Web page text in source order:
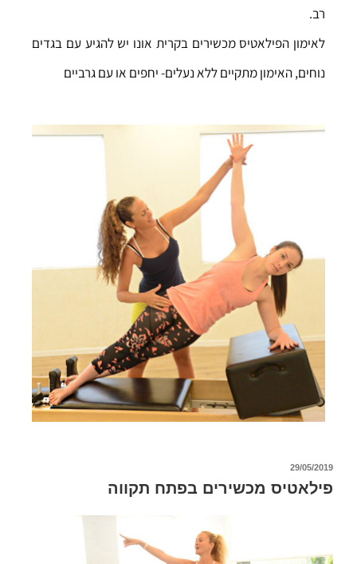
רב.
לאימון הפילאטיס מכשירים בקרית אונו יש להגיע עם בגדים
נוחים, האימון מתקיים ללא נעלים- יחפים או עם גרביים
29/05/2019
פילאטיס מכשירים בפתח תקווה